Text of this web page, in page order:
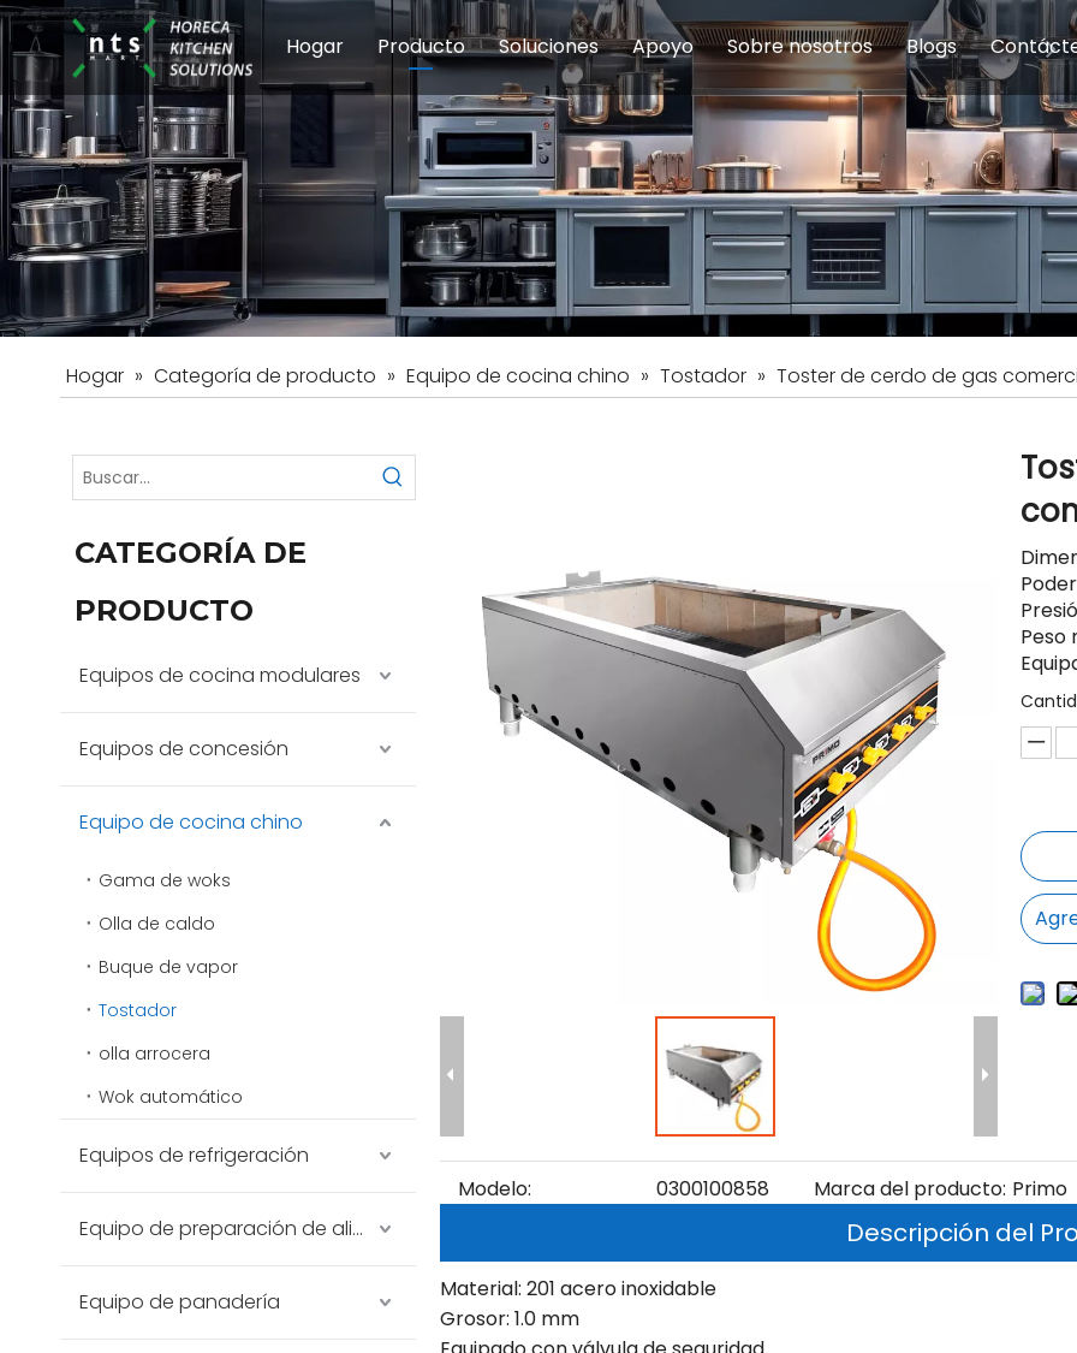
Hogar Producto
Equipos de cocina modulares Equipos de Concesión Equipo
Equipo de preparación de alimentosEquipo de panadería Equipo
Soluciones
Escuelas y educación Comedor del personal
Hoteles Restaurante y comida
Apoyo
Servicio Preguntas
Sobre nosotros
Introducción de la empresa
Blogs
Hogar » Categoría de producto » Equipo de cocina chino » Tostador » Toster de cerdo de gas
CATEGORÍA DE
PRODUCTO
Equipos de cocina modulares
Equipos de concesión
Equipo de cocina chino
Gama de woks
Olla de caldo
Buque de vapor
Tostador
olla arrocera
Wok automático
Equipos de refrigeración
Equipo de preparación de alimentos
Equipo de panadería
Peso
Modelo: 0300100858 Marca del producto: Primo
Descripción del
Material: 201 acero inoxidable
Grosor: 1.0 mm